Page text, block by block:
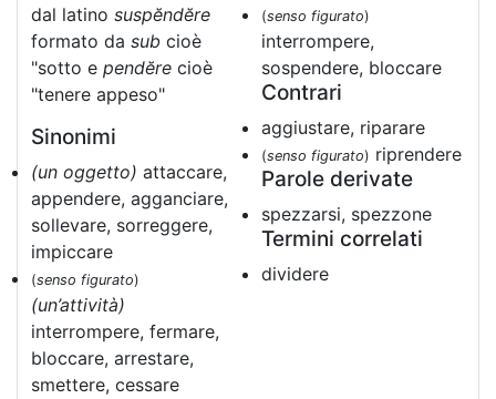
dal latino suspĕndĕre
formato da sub cioè
"sotto e pendĕre cioè
"tenere appeso"
Sinonimi
(un oggetto) attaccare,
appendere, agganciare,
sollevare, sorreggere,
impiccare
(senso figurato)
(un’attività)
interrompere, fermare,
bloccare, arrestare,
smettere, cessare
(senso figurato)
interrompere,
sospendere, bloccare
Contrari
aggiustare, riparare
(senso figurato) riprendere
Parole derivate
spezzarsi, spezzone
Termini correlati
dividere